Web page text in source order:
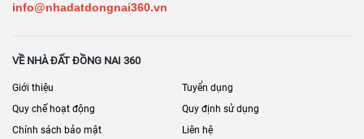
info@nhadatdongnai360.vn
VỀ NHÀ ĐẤT ĐỒNG NAI 360
Giới thiệu
Tuyển dụng
Quy chế hoạt động
Quy định sử dụng
Chính sách bảo mật
Liên hệ